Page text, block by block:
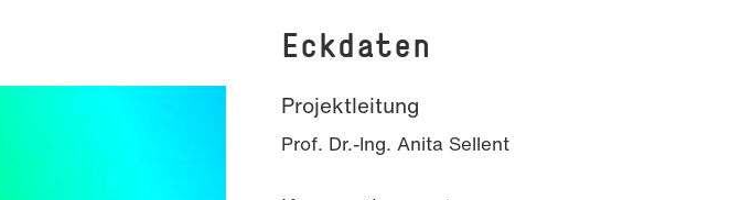
Eckdaten
Projektleitung
Prof. Dr.-Ing. Anita Sellent